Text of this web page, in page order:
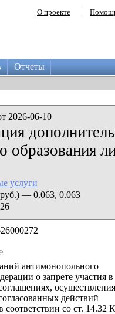
О проекте
Отчеты
2026-06-10
образования
услуги
— 0.063, 0.063
антимонопольного
о запрете участия в
осуществления
действий
соответствии со ст.